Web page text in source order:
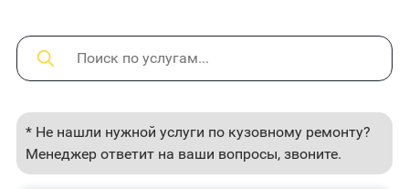
* Не нашли нужной услуги по кузовному ремонту?
Менеджер ответит на ваши вопросы, звоните.